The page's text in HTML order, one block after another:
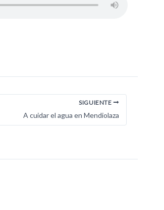
SIGUIENTE
A cuidar el agua en Mendiolaza